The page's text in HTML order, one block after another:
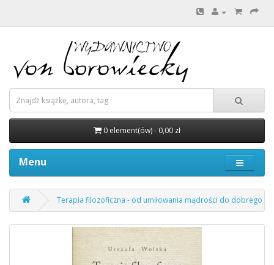
0 element(ów) - 0,00 zł
Menu
Terapia filozoficzna - od umiłowania mądrości do dobrego i